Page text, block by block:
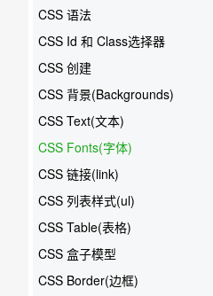
CSS 语法
CSS Id 和 Class选择器
CSS 创建
CSS 背景(Backgrounds)
CSS Text(文本)
CSS Fonts(字体)
CSS 链接(link)
CSS 列表样式(ul)
CSS Table(表格)
CSS 盒子模型
CSS Border(边框)